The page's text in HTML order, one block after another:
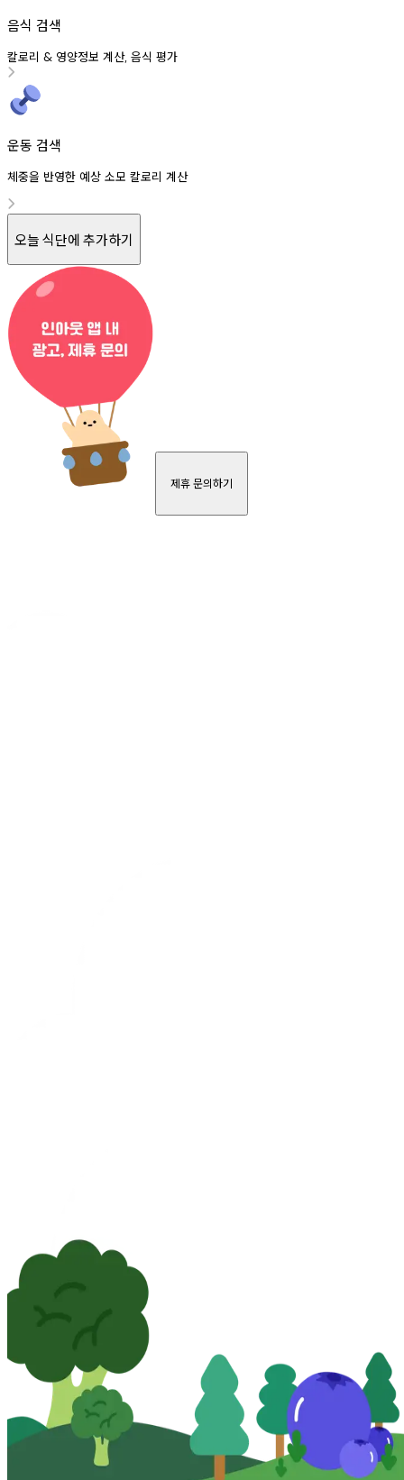
음식 검색
칼로리 & 영양정보 계산, 음식 평가
운동 검색
체중을 반영한 예상 소모 칼로리 계산
오늘 식단에 추가하기
제휴 문의하기